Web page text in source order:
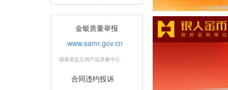
金银质量举报
www.samr.gov.cn
国家质监总局产品质量中心
合同违约投诉